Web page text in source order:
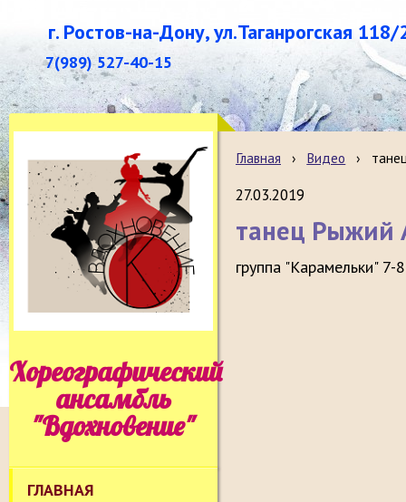
г. Ростов-на-Дону, ул.Таганрогская 118/
7(989) 527-40-15
Хореографический
ансамбль
"Вдохновение"
ГЛАВНАЯ
Главная › Видео ›
27.03.2019
танец Рыжий
группа "Карамельки" 7-